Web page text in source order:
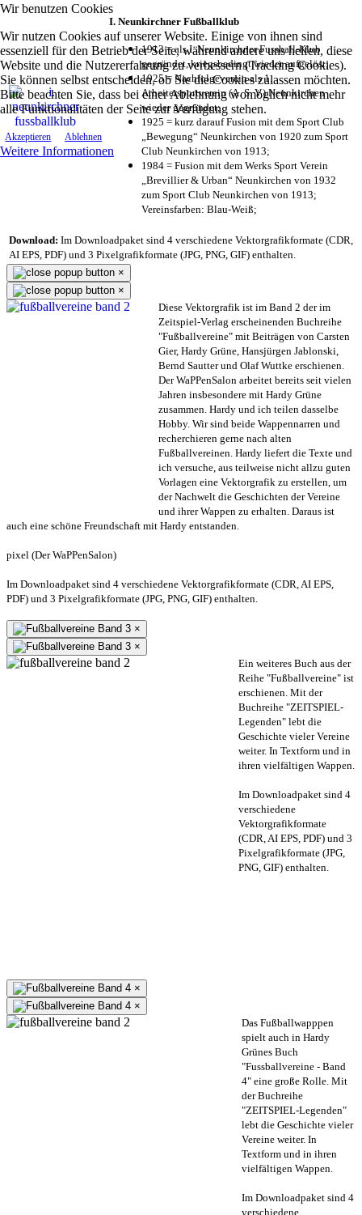
Wir benutzen Cookies
Wir nutzen Cookies auf unserer Website. Einige von ihnen sind
essenziell für den Betrieb der Seite, während andere uns helfen, diese
Website und die Nutzererfahrung zu verbessern (Tracking Cookies).
Sie können selbst entscheiden, ob Sie die Cookies zulassen möchten.
Bitte beachten Sie, dass bei einer Ablehnung womöglich nicht mehr
alle Funktionalitäten der Seite zur Verfügung stehen.
Akzeptieren Ablehnen
Weitere Informationen
I. Neunkirchner Fußballklub
1913 = als I. Neunkirchner Fussball-Klub
gegründet, kriegsbedingt wieder aufgelöst;
1925 = Nachfolgeverein als 1.
Arbeitersportverein (A. S. V.) Neunkirchen
wieder gegründet;
1925 = kurz darauf Fusion mit dem Sport Club
„Bewegung“ Neunkirchen von 1920 zum Sport
Club Neunkirchen von 1913;
1984 = Fusion mit dem Werks Sport Verein
„Brevillier & Urban“ Neunkirchen von 1932
zum Sport Club Neunkirchen von 1913;
Vereinsfarben: Blau-Weiß;
Download: Im Downloadpaket sind 4 verschiedene Vektorgrafikformate (CDR,
AI EPS, PDF) und 3 Pixelgrafikformate (JPG, PNG, GIF) enthalten.
×
×
Diese Vektorgrafik ist im Band 2 der im
Zeitspiel-Verlag erscheinenden Buchreihe
"Fußballvereine" mit Beiträgen von Carsten
Gier, Hardy Grüne, Hansjürgen Jablonski,
Bernd Sautter und Olaf Wuttke erschienen.
Der WaPPenSalon arbeitet bereits seit vielen
Jahren insbesondere mit Hardy Grüne
zusammen. Hardy und ich teilen dasselbe
Hobby. Wir sind beide Wappennarren und
recherchieren gerne nach alten
Fußballvereinen. Hardy liefert die Texte und
ich versuche, aus teilweise nicht allzu guten
Vorlagen eine Vektorgrafik zu erstellen, um
der Nachwelt die Geschichten der Vereine
und ihrer Wappen zu erhalten. Daraus ist
auch eine schöne Freundschaft mit Hardy entstanden.
pixel (Der WaPPenSalon)
Im Downloadpaket sind 4 verschiedene Vektorgrafikformate (CDR, AI EPS,
PDF) und 3 Pixelgrafikformate (JPG, PNG, GIF) enthalten.
×
×
Ein weiteres Buch aus der
Reihe "Fußballvereine" ist
erschienen. Mit der
Buchreihe "ZEITSPIEL-
Legenden" lebt die
Geschichte vieler Vereine
weiter. In Textform und in
ihren vielfältigen Wappen.
Im Downloadpaket sind 4
verschiedene
Vektorgrafikformate
(CDR, AI EPS, PDF) und 3
Pixelgrafikformate (JPG,
PNG, GIF) enthalten.
×
×
Das Fußballwapppen
spielt auch in Hardy
Grünes Buch
"Fussballvereine - Band
4" eine große Rolle. Mit
der Buchreihe
"ZEITSPIEL-Legenden"
lebt die Geschichte vieler
Vereine weiter. In
Textform und in ihren
vielfältigen Wappen.
Im Downloadpaket sind 4
verschiedene